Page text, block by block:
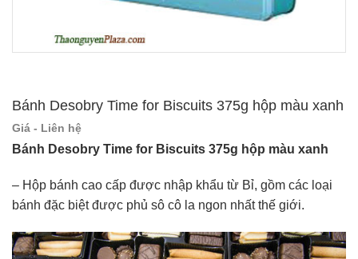
Bánh Desobry Time for Biscuits 375g hộp màu xanh
Giá - Liên hệ
Bánh Desobry Time for Biscuits 375g hộp màu xanh
– Hộp bánh cao cấp được nhập khẩu từ Bỉ, gồm các loại
bánh đặc biệt được phủ sô cô la ngon nhất thế giới.